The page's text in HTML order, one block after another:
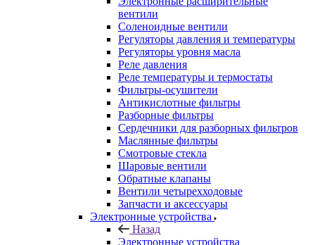
вентили
Соленоидные вентили
Регуляторы давления и температуры
Регуляторы уровня масла
Реле давления
Реле температуры и термостаты
Фильтры-осушители
Антикислотные фильтры
Разборные фильтры
Сердечники для разборных фильтров
Маслянные фильтры
Смотровые стекла
Шаровые вентили
Обратные клапаны
Вентили четырехходовые
Запчасти и аксессуары
Электронные устройства
Назад
Электронные устройства